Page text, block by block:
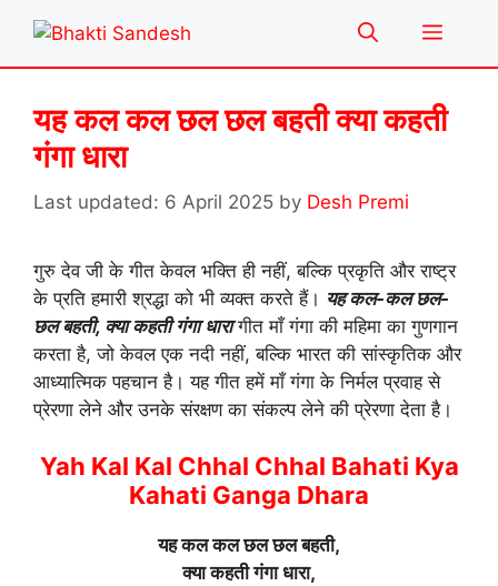
content
Menu
यह कल कल छल छल बहती क्या कहती
गंगा धारा
6 April 2025 by Desh Premi
गुरु देव जी के गीत केवल भक्ति ही नहीं, बल्कि प्रकृति और राष्ट्र
के प्रति हमारी श्रद्धा को भी व्यक्त करते हैं। यह कल-कल छल-
छल बहती, क्या कहती गंगा धारागीत माँ गंगा की महिमा का गुणगान
करता है, जो केवल एक नदी नहीं, बल्कि भारत की सांस्कृतिक और
आध्यात्मिक पहचान है। यह गीत हमें माँ गंगा के निर्मल प्रवाह से
प्रेरणा लेने और उनके संरक्षण का संकल्प लेने की प्रेरणा देता है।
Yah Kal Kal Chhal Chhal Bahati Kya
Kahati Ganga Dhara
यह कल कल छल छल बहती,
क्या कहती गंगा धारा,